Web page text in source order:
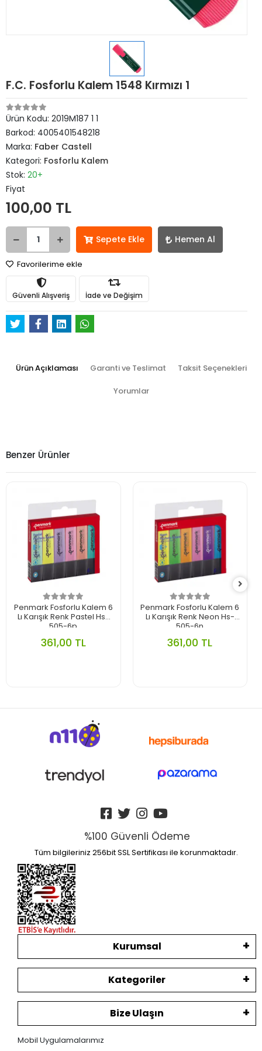
F.C. Fosforlu Kalem 1548 Kırmızı 1
Ürün Kodu: 2019M187 1 1
Barkod: 4005401548218
Marka: Faber Castell
Kategori: Fosforlu Kalem
Stok: 20+
Fiyat
100,00 TL
Sepete Ekle Hemen Al
Favorilerime ekle
Güvenli Alışveriş İade ve Değişim
Ürün Açıklaması Garanti ve Teslimat Taksit Seçenekleri
Yorumlar
Benzer Ürünler
Penmark Fosforlu Kalem 6
Lı Karışık Renk Pastel Hs-
505-6p
361,00 TL
Penmark Fosforlu Kalem 6
Lı Karışık Renk Neon Hs-
505-6n
361,00 TL
%100 Güvenli Ödeme
Tüm bilgileriniz 256bit SSL Sertifikası ile korunmaktadır.
Kurumsal
Kategoriler
Bize Ulaşın
Mobil Uygulamalarımız